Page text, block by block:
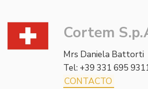
Cortem
Mrs Daniela Battorti
Tel: +39 331 695
CONTACTO